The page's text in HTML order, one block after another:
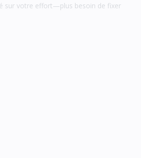
sur votre effort—plus besoin de fixer